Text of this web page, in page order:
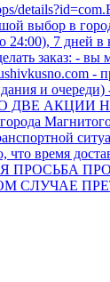
выбор в
24:00), 7
заказ: -
и
ДВЕ АКЦИИ
время